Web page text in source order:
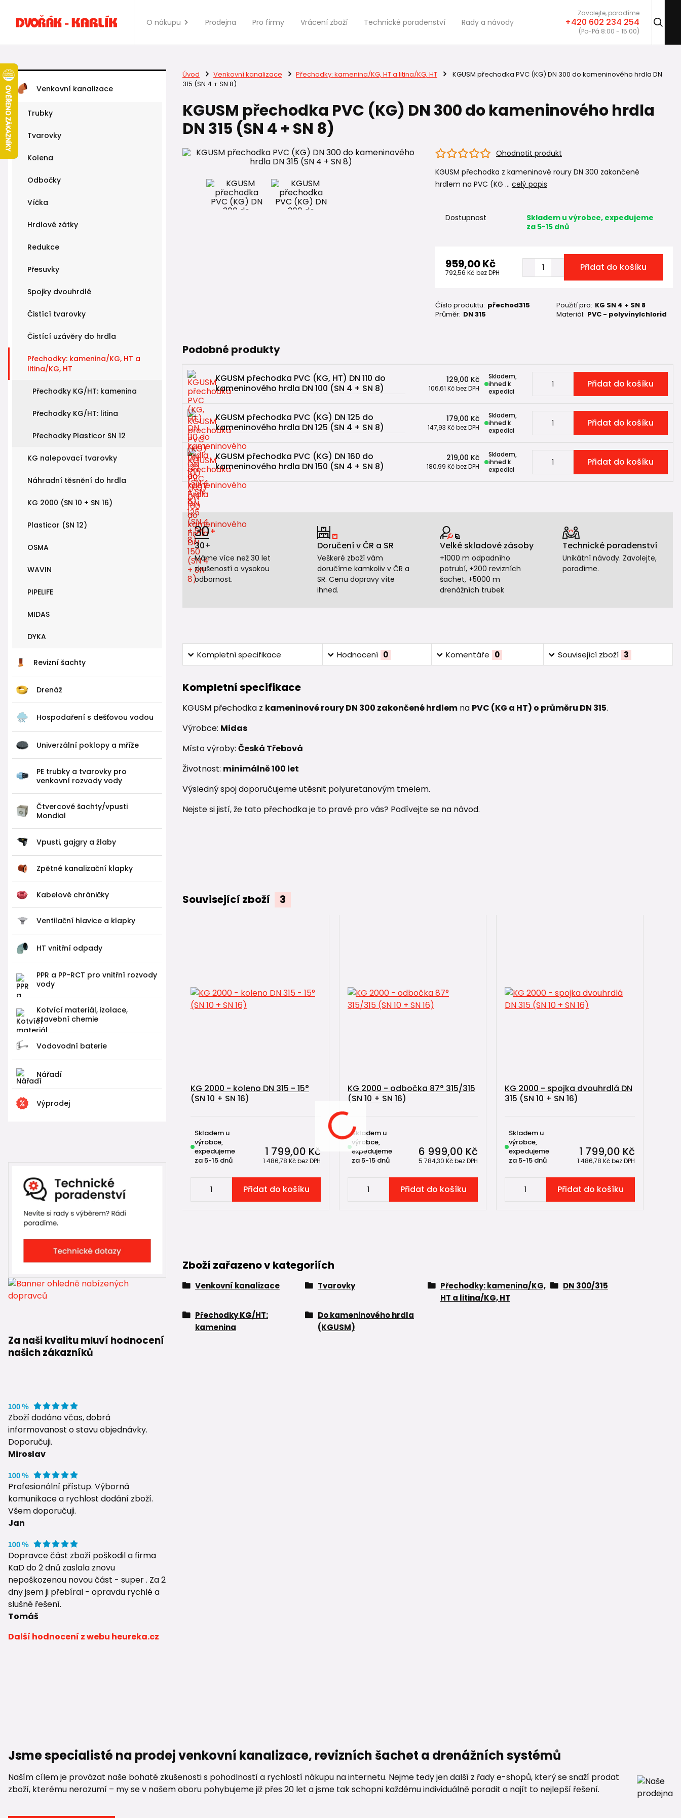
O nákupu Prodejna Pro firmy Vrácení zboží Technické poradenství Rady a návody
Zavolejte, poradíme
+420 602 234 254
(Po-Pá 8:00 - 15:00)
Venkovní kanalizace
Trubky
Tvarovky
Kolena
Odbočky
Víčka
Hrdlové zátky
Redukce
Přesuvky
Spojky dvouhrdlé
Čistící tvarovky
Čistící uzávěry do hrdla
Přechodky: kamenina/KG, HT a
litina/KG, HT
Přechodky KG/HT: kamenina
Přechodky KG/HT: litina
Přechodky Plasticor SN 12
KG nalepovací tvarovky
Náhradní těsnění do hrdla
KG 2000 (SN 10 + SN 16)
Plasticor (SN 12)
OSMA
WAVIN
PIPELIFE
MIDAS
DYKA
Revizní šachty
Drenáž
Hospodaření s dešťovou vodou
Univerzální poklopy a mříže
PE trubky a tvarovky pro
venkovní rozvody vody
Čtvercové šachty/vpusti
Mondial
Vpusti, gajgry a žlaby
Zpětné kanalizační klapky
Kabelové chráničky
Ventilační hlavice a klapky
HT vnitřní odpady
PPR a PP-RCT pro vnitřní rozvody
vody
Kotvící materiál, izolace,
stavební chemie
Vodovodní baterie
Nářadí
Výprodej
Za naši kvalitu mluví hodnocení
našich zákazníků
Zboží dodáno včas, dobrá
informovanost o stavu objednávky.
Doporučuji.
Miroslav
Profesionální přístup. Výborná
komunikace a rychlost dodání zboží.
Všem doporučuji.
Jan
Dopravce část zboží poškodil a firma
KaD do 2 dnů zaslala znovu
nepoškozenou novou část - super . Za 2
dny jsem ji přebíral - opravdu rychlé a
slušné řešení.
Tomáš
Další hodnocení z webu heureka.cz
Úvod Venkovní kanalizace Přechodky: kamenina/KG, HT a litina/KG, HT
KGUSM přechodka PVC (KG) DN 300 do kameninového hrdla DN
315 (SN 4 + SN 8)
KGUSM přechodka PVC (KG) DN 300 do kameninového hrdla
DN 315 (SN 4 + SN 8)
Ohodnotit produkt
KGUSM přechodka z kameninové roury DN 300 zakončené
hrdlem na PVC (KG ... celý popis
Dostupnost
Skladem u výrobce, expedujeme
za 5-15 dnů
959,00 Kč
792,56 Kč bez DPH Přidat do košíku
Číslo produktu: přechod315 Použití pro: KG SN 4 + SN 8
Průměr: DN 315 Materiál: PVC - polyvinylchlorid
Podobné produkty
KGUSM přechodka PVC (KG, HT) DN 110 do
kameninového hrdla DN 100 (SN 4 + SN 8)
129,00 Kč
106,61 Kčbez DPH
Skladem,
ihned k
expedici
Přidat do košíku
KGUSM přechodka PVC (KG) DN 125 do
kameninového hrdla DN 125 (SN 4 + SN 8)
179,00 Kč
147,93 Kčbez DPH
Skladem,
ihned k
expedici
Přidat do košíku
KGUSM přechodka PVC (KG) DN 160 do
kameninového hrdla DN 150 (SN 4 + SN 8)
219,00 Kč
180,99 Kčbez DPH
Skladem,
ihned k
expedici
Přidat do košíku
30+
Máme více než 30 let
zkušeností a vysokou
odbornost.
Doručení v ČR a SR
Veškeré zboží vám
doručíme kamkoliv v ČR a
SR. Cenu dopravy víte
ihned.
Velké skladové zásoby
+1000 m odpadního
potrubí, +200 revizních
šachet, +5000 m
drenážních trubek
Technické poradenství
Unikátní návody. Zavolejte,
poradíme.
Kompletní specifikace Hodnocení 0 Komentáře 0 Související zboží 3
Kompletní specifikace
KGUSM přechodka z kameninové roury DN 300 zakončené hrdlemna PVC (KG a HT) o průměru DN 315.
Výrobce: Midas
Místo výroby: Česká Třebová
Životnost: minimálně 100 let
Výsledný spoj doporučujeme utěsnit polyuretanovým tmelem.
Nejste si jistí, že tato přechodka je to pravé pro vás? Podívejte se na návod.
Související zboží 3
KG 2000 - koleno DN 315 - 15°
(SN 10 + SN 16)
1 799,00 Kč
1 486,78 Kčbez DPH
Skladem u
výrobce,
expedujeme
za 5-15 dnů
Přidat do košíku
KG 2000 - odbočka 87° 315/315
(SN 10 + SN 16)
6 999,00 Kč
5 784,30 Kčbez DPH
Skladem u
výrobce,
expedujeme
za 5-15 dnů
Přidat do košíku
KG 2000 - spojka dvouhrdlá DN
315 (SN 10 + SN 16)
1 799,00 Kč
1 486,78 Kčbez DPH
Skladem u
výrobce,
expedujeme
za 5-15 dnů
Přidat do košíku
Zboží zařazeno v kategoriích
Venkovní kanalizace Tvarovky
Přechodky: kamenina/KG,
HT a litina/KG, HT
DN 300/315
Přechodky KG/HT:
kamenina
Do kameninového hrdla
(KGUSM)
Jsme specialisté na prodej venkovní kanalizace, revizních šachet a drenážních systémů
Naším cílem je provázat naše bohaté zkušenosti s pohodlností a rychlostí nákupu na internetu. Nejme tedy jen další z řady e-shopů, který se snaží prodat
zboží, kterému nerozumí – my se v našem oboru pohybujeme již přes 20 let a jsme tak schopni každému individuálně poradit a najít to nejlepší řešení.